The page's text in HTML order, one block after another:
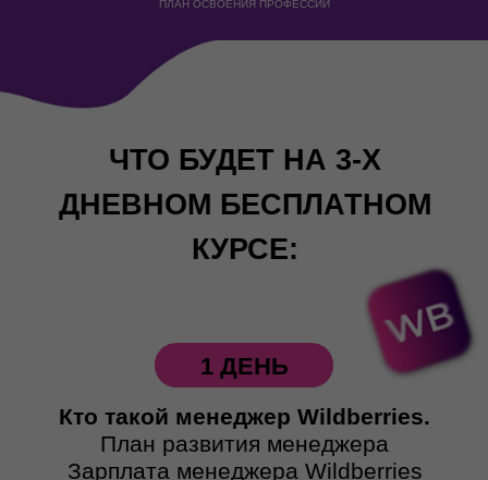
ПЛАН ОСВОЕНИЯ ПРОФЕССИИ
ЧТО БУДЕТ НА 3-Х
ДНЕВНОМ БЕСПЛАТНОМ
КУРСЕ:
1 ДЕНЬ
Кто такой менеджер Wildberries.
План развития менеджера
Зарплата менеджера Wildberries